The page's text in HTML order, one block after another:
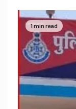
1 min read